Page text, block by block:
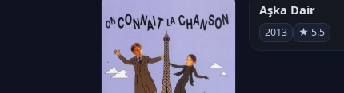
Aşka Dair
2013 ★ 5.5